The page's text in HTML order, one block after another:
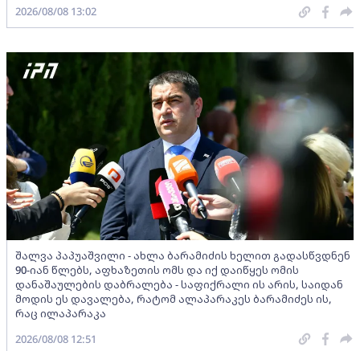
2026/08/08 13:02
შალვა პაპუაშვილი - ახლა ბარამიძის ხელით გადასწვდნენ
90-იან წლებს, აფხაზეთის ომს და იქ დაიწყეს ომის
დანაშაულების დაბრალება - საფიქრალი ის არის, საიდან
მოდის ეს დავალება, რატომ ალაპარაკეს ბარამიძეს ის,
რაც ილაპარაკა
2026/08/08 12:51